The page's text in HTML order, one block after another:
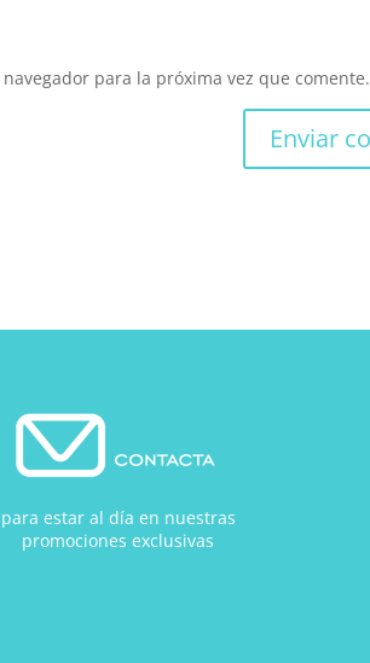
para la próxima vez que comente.
para estar al día en nuestras
promociones exclusivas